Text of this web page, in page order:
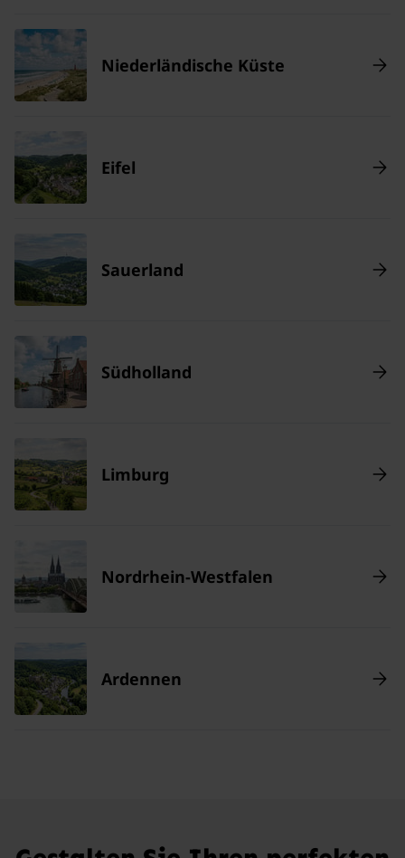
Niederländische Küste
Eifel
Sauerland
Südholland
Limburg
Nordrhein-Westfalen
Ardennen